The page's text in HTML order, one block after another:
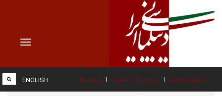
Toggle
صفحه نخست درباره ما عضویت پیوند ها ENGLISH